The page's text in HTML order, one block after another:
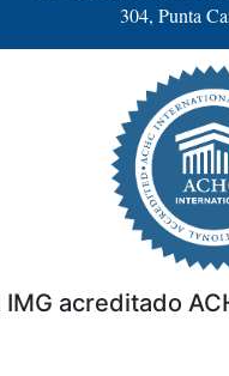
304, Punta
IMG acreditado